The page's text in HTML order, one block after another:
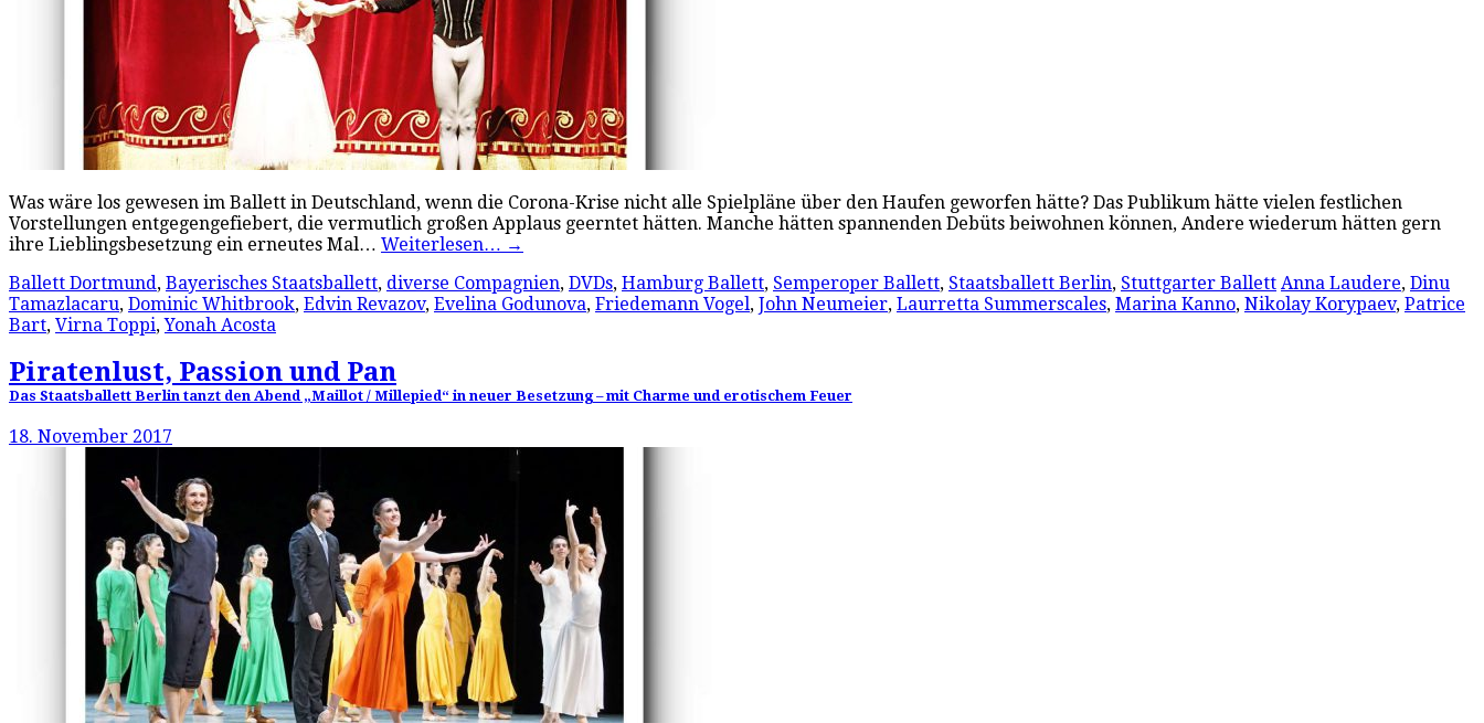
Was wäre los gewesen im Ballett in Deutschland, wenn die Corona-Krise nicht alle Spielpläne über den Haufen geworfen hätte? Das Publikum hätte vielen festlichen
Vorstellungen entgegengefiebert, die vermutlich großen Applaus geerntet hätten. Manche hätten spannenden Debüts beiwohnen können, Andere wiederum hätten gern
ihre Lieblingsbesetzung ein erneutes Mal… Weiterlesen… →
Ballett Dortmund, Bayerisches Staatsballett, diverse Compagnien, DVDs, Hamburg Ballett, Semperoper Ballett, Staatsballett Berlin, Stuttgarter Ballett Anna Laudere, Dinu
Tamazlacaru, Dominic Whitbrook, Edvin Revazov, Evelina Godunova, Friedemann Vogel, John Neumeier, Laurretta Summerscales, Marina Kanno, Nikolay Korypaev, Patrice
Bart, Virna Toppi,Yonah Acosta
Piratenlust, Passion und Pan
Das Staatsballett Berlin tanzt den Abend „Maillot / Millepied“ in neuer Besetzung – mit Charme und erotischem Feuer
18. November 2017